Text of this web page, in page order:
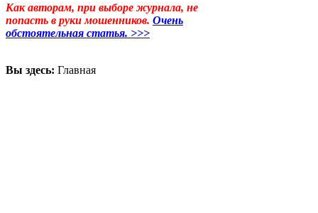
Как авторам, при выборе журнала, не
попасть в руки мошенников. Очень
обстоятельная статья. >>>
Вы здесь: Главная